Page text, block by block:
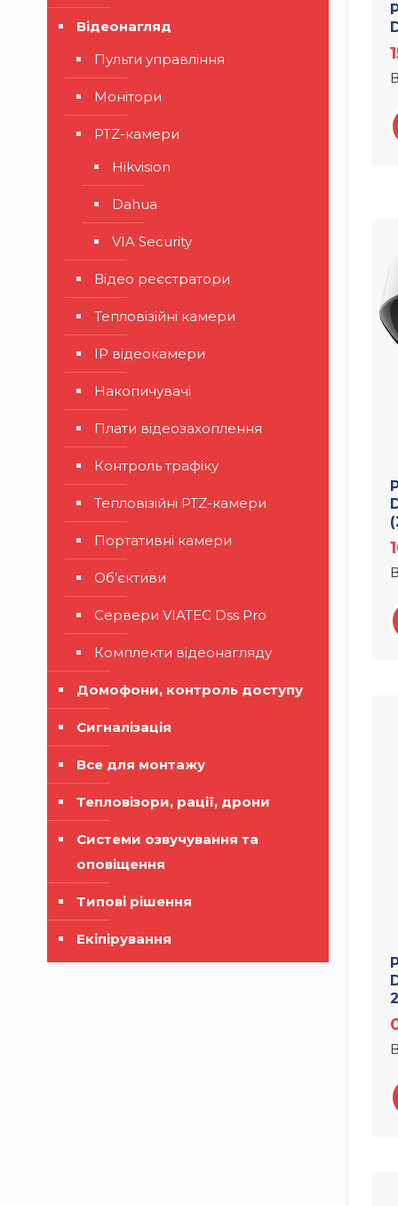
Відеонагляд
Пульти управління
Монітори
PTZ-камери
Hikvision
Dahua
VIA Security
Відео реєстратори
Тепловізійні камери
IP відеокамери
Накопичувачі
Плати відеозахоплення
Контроль трафіку
Тепловізійні PTZ-камери
Портативні камери
Об’єктиви
Сервери VIATEC Dss Pro
Комплекти відеонагляду
Домофони, контроль доступу
Сигналізація
Все для монтажу
Тепловізори, рації, дрони
Системи озвучування та
оповіщення
Типові рішення
Екіпірування